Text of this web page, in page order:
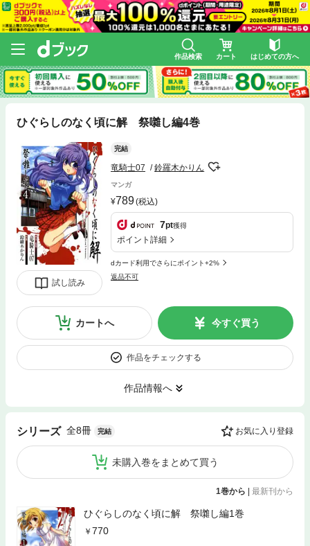
作品検索 カート はじめての方へ
ひぐらしのなく頃に解 祭囃し編4巻
試し読み
完結
竜騎士07 鈴羅木かりん
マンガ
789(税込)
7pt獲得
ポイント詳細
dカード利用でさらにポイント+2%
返品不可
カートへ 今すぐ買う
作品をチェックする
作品情報へ
シリーズ 全8冊 完結 お気に入り登録
未購入巻をまとめて買う
1巻から | 最新刊から
ひぐらしのなく頃に解 祭囃し編1巻
770